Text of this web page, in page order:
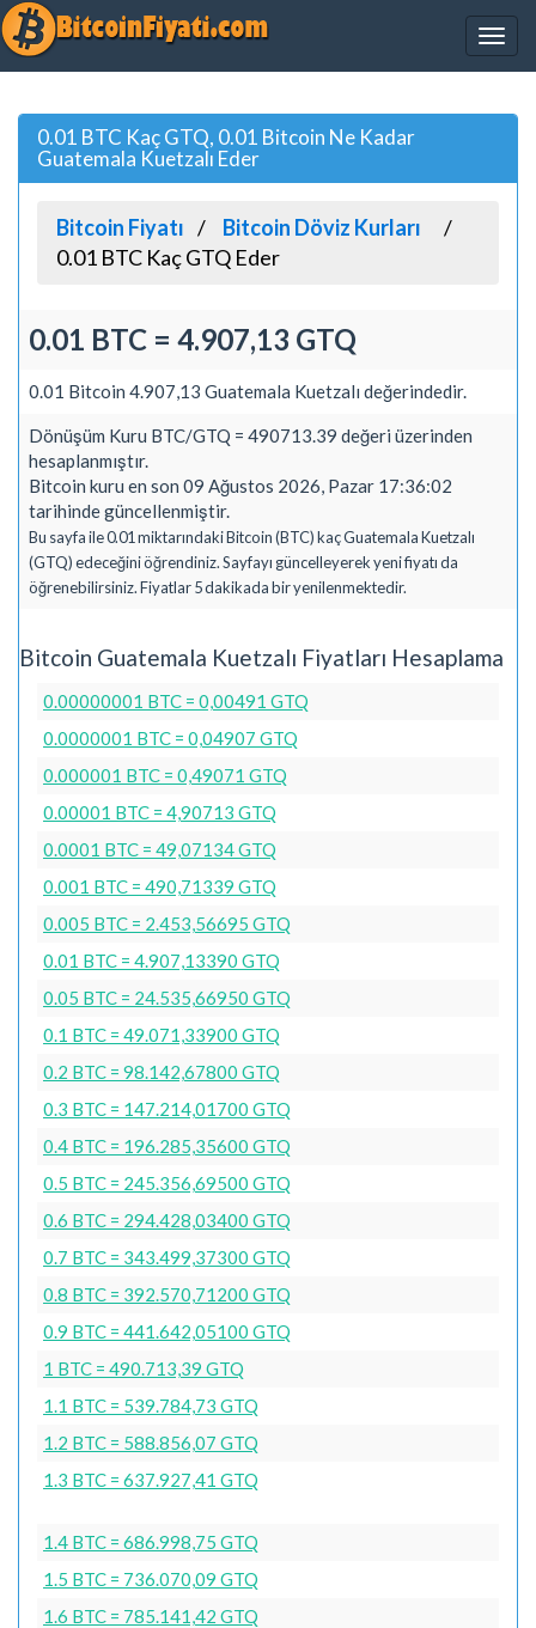
0.01 BTC Kaç GTQ, 0.01 Bitcoin Ne Kadar
Guatemala Kuetzalı Eder
Bitcoin Fiyatı
Bitcoin Döviz Kurları
0.01 BTC Kaç GTQ Eder
0.01 BTC = 4.907,13 GTQ
0.01 Bitcoin 4.907,13 Guatemala Kuetzalı değerindedir.
Dönüşüm Kuru BTC/GTQ = 490713.39 değeri üzerinden
hesaplanmıştır.
Bitcoin kuru en son 09 Ağustos 2026, Pazar 17:36:02
tarihinde güncellenmiştir.
Bu sayfa ile 0.01 miktarındaki Bitcoin (BTC) kaç Guatemala Kuetzalı
(GTQ) edeceğini öğrendiniz. Sayfayı güncelleyerek yeni fiyatı da
öğrenebilirsiniz. Fiyatlar 5 dakikada bir yenilenmektedir.
Bitcoin Guatemala Kuetzalı Fiyatları Hesaplama
0.00000001 BTC = 0,00491 GTQ
0.0000001 BTC = 0,04907 GTQ
0.000001 BTC = 0,49071 GTQ
0.00001 BTC = 4,90713 GTQ
0.0001 BTC = 49,07134 GTQ
0.001 BTC = 490,71339 GTQ
0.005 BTC = 2.453,56695 GTQ
0.01 BTC = 4.907,13390 GTQ
0.05 BTC = 24.535,66950 GTQ
0.1 BTC = 49.071,33900 GTQ
0.2 BTC = 98.142,67800 GTQ
0.3 BTC = 147.214,01700 GTQ
0.4 BTC = 196.285,35600 GTQ
0.5 BTC = 245.356,69500 GTQ
0.6 BTC = 294.428,03400 GTQ
0.7 BTC = 343.499,37300 GTQ
0.8 BTC = 392.570,71200 GTQ
0.9 BTC = 441.642,05100 GTQ
1 BTC = 490.713,39 GTQ
1.1 BTC = 539.784,73 GTQ
1.2 BTC = 588.856,07 GTQ
1.3 BTC = 637.927,41 GTQ
1.4 BTC = 686.998,75 GTQ
1.5 BTC = 736.070,09 GTQ
1.6 BTC = 785.141,42 GTQ